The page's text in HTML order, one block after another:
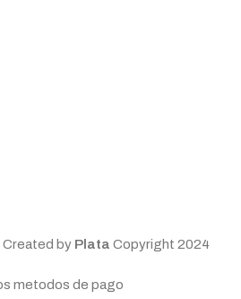
Created by Plata Copyright 2024